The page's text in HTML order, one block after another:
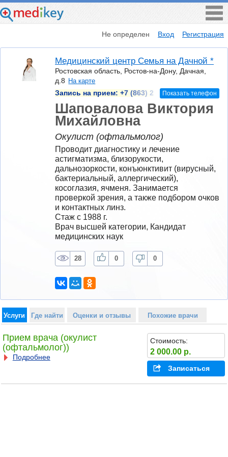
Не определен Вход Регистрация
Медицинский центр Семья на Дачной *
Ростовская область, Ростов-на-Дону, Дачная,
д.8 На карте
Запись на прием: +7 (863) 2 Показать телефон
Шаповалова Виктория
Михайловна
Окулист (офтальмолог)
Проводит диагностику и лечение
астигматизма, близорукости,
дальнозоркости, конъюнктивит (вирусный,
бактериальный, аллергический),
косоглазия, ячменя. Занимается
проверкой зрения, а также подбором очков
и контактных линз.
Стаж с 1988 г.
Врач высшей категории, Кандидат
медицинских наук
28 0 0
Услуги Где найти Оценки и отзывы Похожие врачи
Прием врача (окулист
(офтальмолог))
Подробнее
Стоимость:
2 000.00 р.
Записаться